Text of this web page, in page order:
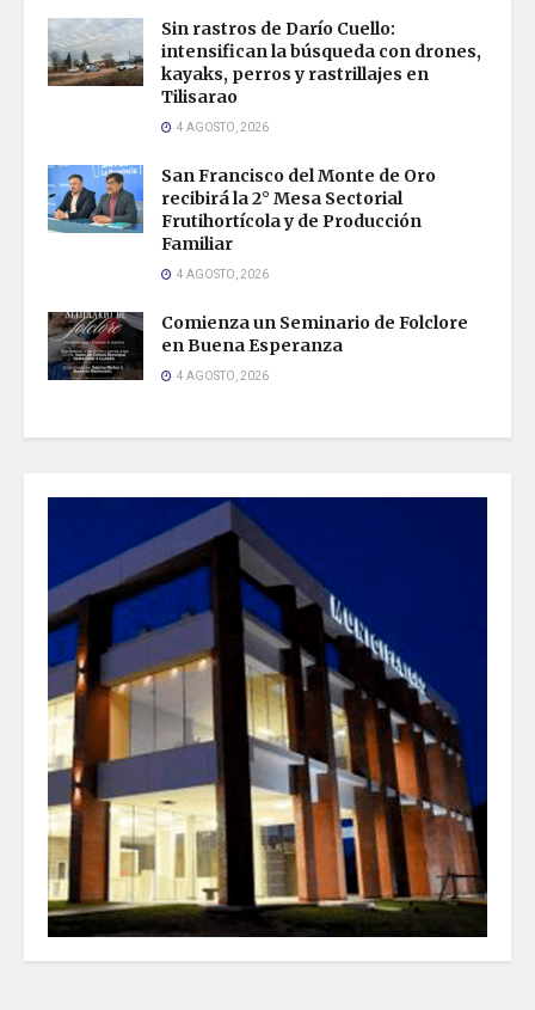
Sin rastros de Darío Cuello:
intensifican la búsqueda con drones,
kayaks, perros y rastrillajes en
Tilisarao
4 AGOSTO, 2026
San Francisco del Monte de Oro
recibirá la 2° Mesa Sectorial
Frutihortícola y de Producción
Familiar
4 AGOSTO, 2026
Comienza un Seminario de Folclore
en Buena Esperanza
4 AGOSTO, 2026